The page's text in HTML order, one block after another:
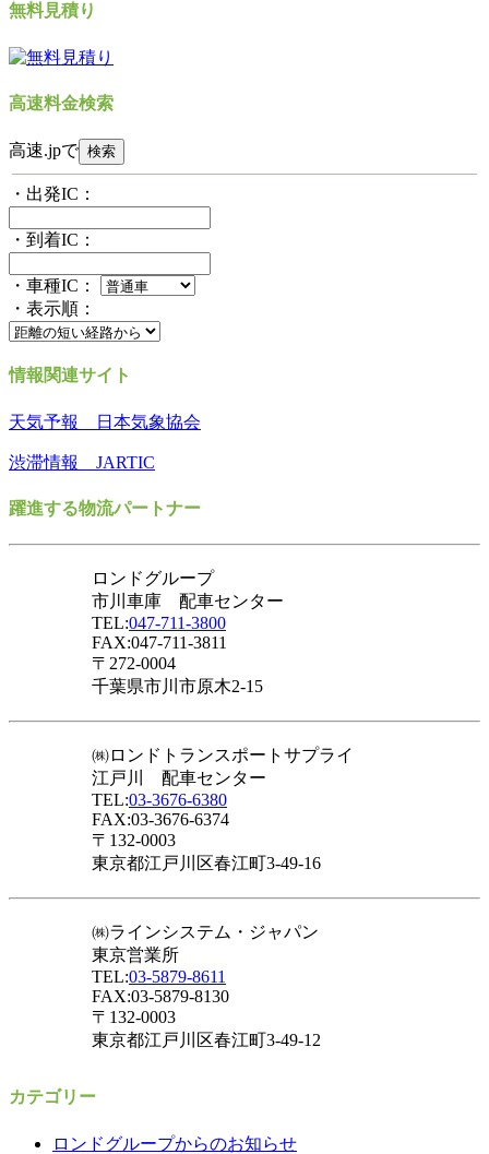
無料見積り
高速料金検索
高速.jpで
・出発IC：
・到着IC：
・車種IC：
・表示順：
情報関連サイト
天気予報 日本気象協会
渋滞情報 JARTIC
躍進する物流パートナー
ロンドグループ
市川車庫 配車センター
TEL:047-711-3800
FAX:047-711-3811
〒272-0004
千葉県市川市原木2-15
㈱ロンドトランスポートサプライ
江戸川 配車センター
TEL:03-3676-6380
FAX:03-3676-6374
〒132-0003
東京都江戸川区春江町3-49-16
㈱ラインシステム・ジャパン
東京営業所
TEL:03-5879-8611
FAX:03-5879-8130
〒132-0003
東京都江戸川区春江町3-49-12
カテゴリー
ロンドグループからのお知らせ